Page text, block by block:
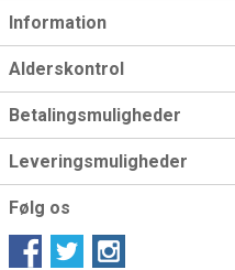
Information
Alderskontrol
Betalingsmuligheder
Leveringsmuligheder
Følg os